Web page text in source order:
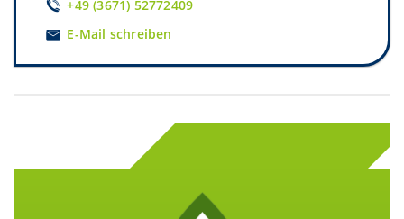
+49 (3671) 52772409
E-Mail schreiben